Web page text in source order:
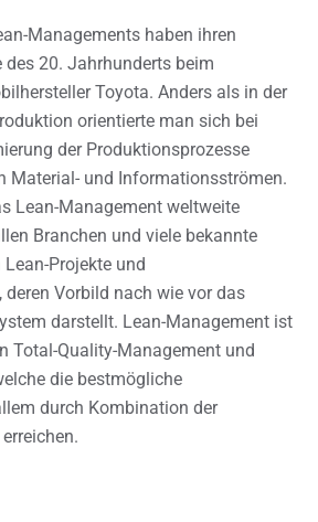
Managements haben ihren
des 20. Jahrhunderts beim
Toyota. Anders als in der
orientierte man sich bei
der Produktionsprozesse
Material- und Informationsströmen.
Lean-Management weltweite
Branchen und viele bekannte
Projekte und
Vorbild nach wie vor das
darstellt. Lean-Management ist
Total-Quality-Management und
die bestmögliche
durch Kombination der